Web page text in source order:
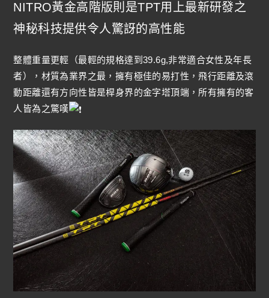
NITRO黃金高階版則是TPT用上最新研發之
神秘科技提供令人驚訝的高性能
整體重量更輕（最輕的規格達到39.6g,非常適合女性及年長
者），材質為業界之最，擁有極佳的易打性，飛行距離及滾
動距離還有方向性皆是桿身界的金字塔頂端，所有擁有的客
人皆為之驚嘆